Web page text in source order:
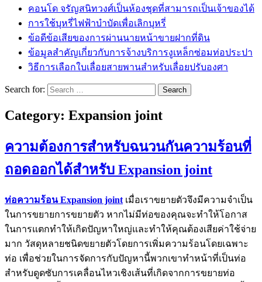
คอนโด จรัญสนิทวงศ์เป็นห้องชุดที่สามารถเป็นเจ้าของได้
การใช้บุหรี่ไฟฟ้าบำบัดเพื่อเลิกบุหรี่
ข้อดีข้อเสียของการผ่านนายหน้าขายฝากที่ดิน
ข้อมูลสำคัญเกี่ยวกับการจ้างบริการงูเหล็กซ่อมท่อประปา
วิธีการเลือกใบเลื่อยสายพานสำหรับเลื่อยปรับองศา
Search for:
Category: Expansion joint
ความต้องการสำหรับฉนวนกันความร้อนที่
ถอดออกได้สำหรับ Expansion joint
ท่อความร้อน Expansion joint เมื่อเราขยายตัวจึงมีความจำเป็น
ในการขยายการขยายตัว หากไม่มีท่อของคุณจะทำให้โอกาส
ในการแตกทำให้เกิดปัญหาใหญ่และทำให้คุณต้องเสียค่าใช้จ่าย
มาก วัสดุหลายชนิดขยายตัวโดยการเพิ่มความร้อนโดยเฉพาะ
ท่อ เพื่อช่วยในการจัดการกับปัญหานี้พวกเขาทำหน้าที่เป็นท่อ
สำหรับดูดซับการเคลื่อนไหวเชิงเส้นที่เกิดจากการขยายท่อ